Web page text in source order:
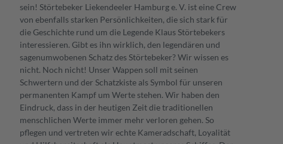
sein! Störtebeker Liekendeeler Hamburg e. V. ist eine Crew
von ebenfalls starken Persönlichkeiten, die sich stark für
die Geschichte rund um die Legende Klaus Störtebekers
interessieren. Gibt es ihn wirklich, den legendären und
sagenumwobenen Schatz des Störtebeker? Wir wissen es
nicht. Noch nicht! Unser Wappen soll mit seinen
Schwertern und der Schatzkiste als Symbol für unseren
permanenten Kampf um Werte stehen. Wir haben den
Eindruck, dass in der heutigen Zeit die traditionellen
menschlichen Werte immer mehr verloren gehen. So
pflegen und vertreten wir echte Kameradschaft, Loyalität